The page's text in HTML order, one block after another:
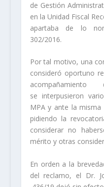
de Gestión
en la Unidad Fiscal
apartaba de lo
302/2016.
Por tal motivo, una
consideró oportuno
se interpusieron
MPA y ante la misma
pidiendo la
considerar no
mérito y otras
En orden a la
del reclamo, el Dr.